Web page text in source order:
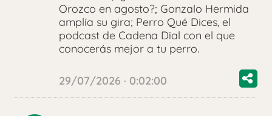
Orozco en agosto?; Gonzalo Hermida
amplía su gira; Perro Qué Dices, el
podcast de Cadena Dial con el que
conocerás mejor a tu perro.
29/07/2026 · 0:02:00